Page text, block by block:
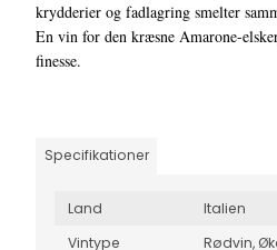
krydderier og fadlagring smelter
En vin for den kræsne Amarone-
finesse.
Specifikationer
Land
Italien
Vintype
Rødvin,